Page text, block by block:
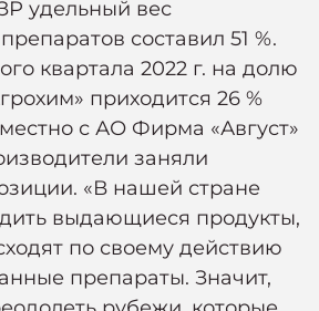
удельный вес
составил 51 %.
квартала 2022 г. на долю
приходится 26 %
с АО Фирма «Август»
заняли
«В нашей стране
выдающиеся продукты,
по своему действию
препараты. Значит,